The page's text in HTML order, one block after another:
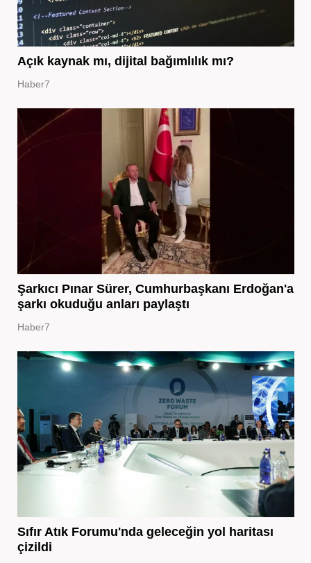
Açık kaynak mı, dijital bağımlılık mı?
Haber7
Şarkıcı Pınar Sürer, Cumhurbaşkanı Erdoğan'a
şarkı okuduğu anları paylaştı
Haber7
Sıfır Atık Forumu'nda geleceğin yol haritası
çizildi